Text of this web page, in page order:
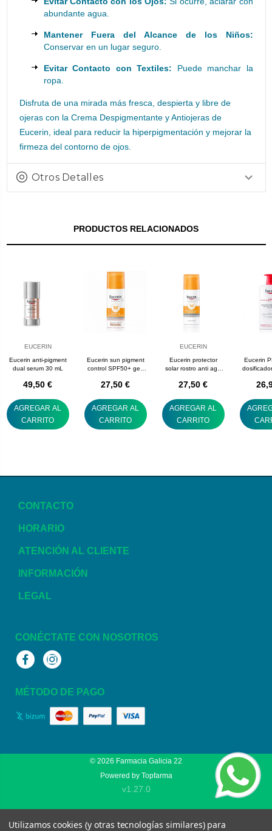
abundante agua.
Mantener Fuera del Alcance de los Niños:
Conservar en un lugar seguro.
Evitar Contacto con Textiles: Puede manchar la
ropa.
Disfruta de una mirada más fresca, despierta y libre de
ojeras con la Crema Despigmentante y Antiojeras de
Eucerin, ideal para reducir la hiperpigmentación y mejorar la
firmeza del contorno de ojos.
Otros Detalles
PRODUCTOS RELACIONADOS
EUCERIN
Eucerin anti-pigment
dual serum 30 mL
49,50 €
AGREGAR AL
CARRITO
Eucerin sun pigment
control SPF50+ gel-
hiperpigmentación 50
27,50 €
AGREGAR AL
CARRITO
EUCERIN
Eucerin protector
solar rostro anti age
27,50 €
AGREGAR AL
CARRITO
Eucerin
CONTACTO
HORARIO
ATENCIÓN AL CLIENTE
INFORMACIÓN
LEGAL
CONÉCTATE CON NOSOTROS
FacebookInstagram
MÉTODO DE PAGO
© 2026 Farmacia Galicia 22
Powered by Topfarma
v1.27.0
Utilizamos cookies (y otras tecnologías similares) para